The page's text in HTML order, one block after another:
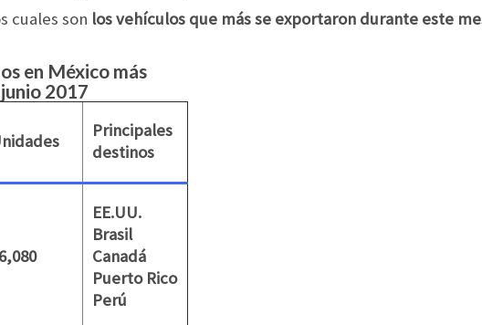
cuales son los vehículos que más se exportaron durante este
en México más
2017
Principales
destinos
EE.UU.
Brasil
Canadá
Puerto Rico
Perú